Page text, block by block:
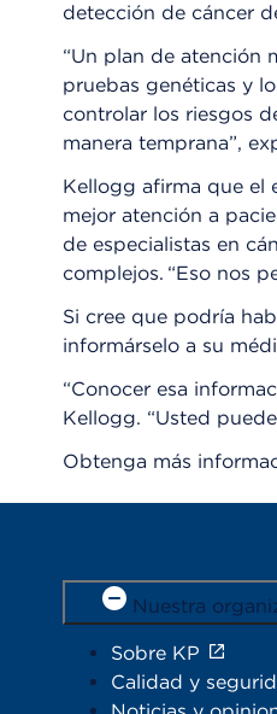
detección de cáncer
“Un plan de atención
pruebas genéticas y
controlar los riesgos
manera temprana”,
Kellogg afirma que el
mejor atención a
de especialistas en
complejos. “Eso nos
Si cree que podría
informárselo a su
“Conocer esa
Kellogg. “Usted
Obtenga más
Nuestra
Sobre KP
Calidad y